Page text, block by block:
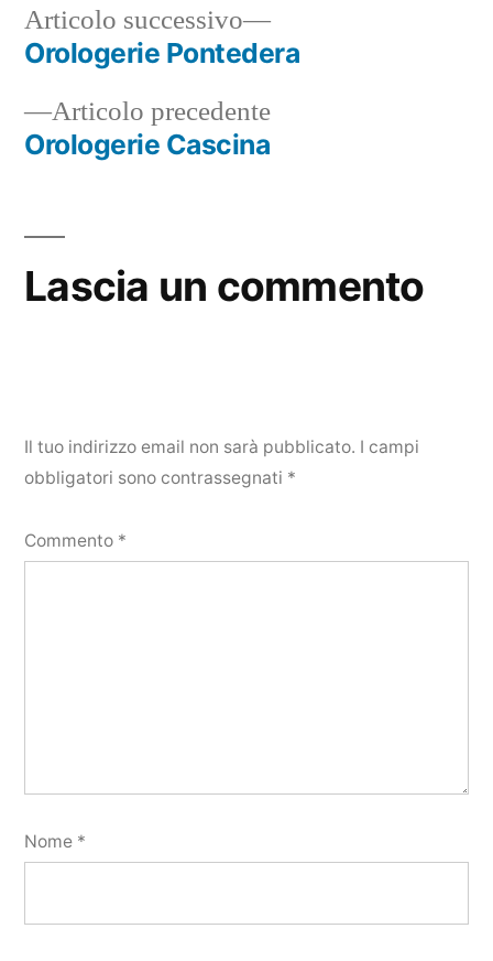
Navigazione
articoli
Articolo precedenteArticolo
Orologerie Cascina
Articolo successivo
Articolo
successivo:
Orologerie Pontedera
Lascia un commento
Il tuo indirizzo email non sarà pubblicato. I campi
obbligatori sono contrassegnati *
Commento *
Nome *